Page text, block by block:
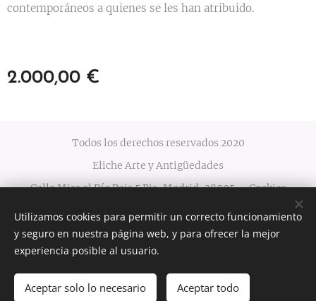
contemporáneos a quienes se les han atribuido.
2.000,00 €
AÑADIR A LA CESTA
Todos los derechos reservados 2020
Eliche Arte y Antigüedades
Calle Mira el Río Baja 5 Bis, Madrid, 28005
Cookies
Idiomas
Español
English
Utilizamos cookies para permitir un correcto funcionamiento
y seguro en nuestra página web, y para ofrecer la mejor
experiencia posible al usuario.
Aceptar solo lo necesario Aceptar todo